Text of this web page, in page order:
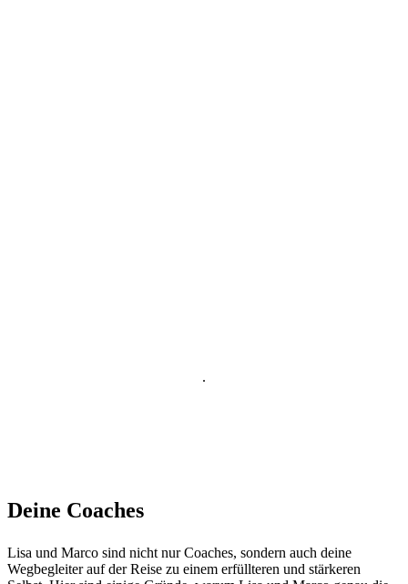
.
Deine Coaches
Lisa und Marco sind nicht nur Coaches, sondern auch deine
Wegbegleiter auf der Reise zu einem erfüllteren und stärkeren